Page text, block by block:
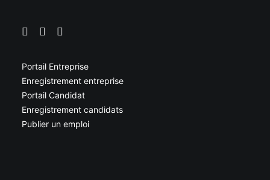
Portail Entreprise
Enregistrement entreprise
Portail Candidat
Enregistrement candidats
Publier un emploi